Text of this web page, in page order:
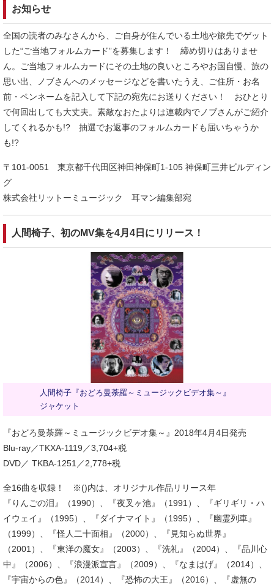
お知らせ
全国の読者のみなさんから、ご自身が住んでいる土地や旅先でゲット
した“ご当地フォルムカード”を募集します！ 締め切りはありませ
ん。ご当地フォルムカードにその土地の良いところやお国自慢、旅の
思い出、ノブさんへのメッセージなどを書いたうえ、ご住所・お名
前・ペンネームを記入して下記の宛先にお送りください！ おひとり
で何回出しても大丈夫。素敵なおたよりは連載内でノブさんがご紹介
してくれるかも!? 抽選でお返事のフォルムカードも届いちゃうか
も!?
〒101-0051 東京都千代田区神田神保町1-105 神保町三井ビルディン
グ
株式会社リットーミュージック 耳マン編集部宛
人間椅子、初のMV集を4月4日にリリース！
人間椅子『おどろ曼荼羅～ミュージックビデオ集～』
ジャケット
『おどろ曼荼羅～ミュージックビデオ集～』2018年4月4日発売
Blu-ray／TKXA-1119／3,704+税
DVD／ TKBA-1251／2,778+税
全16曲を収録！ ※()内は、オリジナル作品リリース年
『りんごの泪』（1990）、『夜叉ヶ池』（1991）、『ギリギリ・ハ
イウェイ』（1995）、『ダイナマイト』（1995）、『幽霊列車』
（1999）、『怪人二十面相』（2000）、『見知らぬ世界』
（2001）、『東洋の魔女』（2003）、『洗礼』（2004）、『品川心
中』（2006）、『浪漫派宣言』（2009）、『なまはげ』（2014）、
『宇宙からの色』（2014）、『恐怖の大王』（2016）、『虚無の